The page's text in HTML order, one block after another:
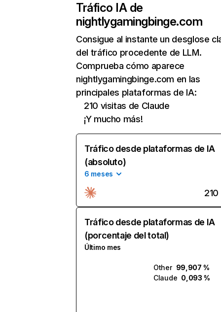
Tráfico IA de
nightlygamingbinge.com
Consigue al instante un desglose
del tráfico procedente de LLM.
Comprueba cómo aparece
nightlygamingbinge.com en las
principales plataformas de IA:
210 visitas de Claude
¡Y mucho más!
Tráfico desde plataformas de IA
(absoluto)
6 meses
210
Tráfico desde plataformas de IA
(porcentaje del total)
Último mes
Other 99,907 %
Claude 0,093 %